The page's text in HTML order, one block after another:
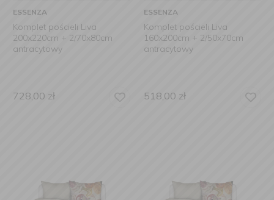
ESSENZA
Komplet pościeli Liva
200x220cm + 2/70x80cm
antracytowy
728,00 zł
ESSENZA
Komplet pościeli Liva
160x200cm + 2/50x70cm
antracytowy
518,00 zł